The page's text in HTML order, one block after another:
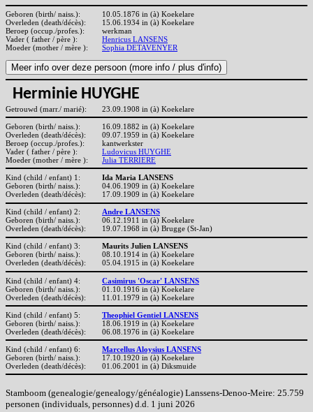
Geboren (birth/ naiss.):
10.05.1876 in (à) Koekelare
Overleden (death/décès):
15.06.1934 in (à) Koekelare
Beroep (occup./profes.):
werkman
Vader ( father / père ):
Henricus LANSENS
Moeder (mother / mère ):
Sophia DETAVENYER
Herminie HUYGHE
Getrouwd (marr./ marié): 23.09.1908 in (à) Koekelare
Geboren (birth/ naiss.):
16.09.1882 in (à) Koekelare
Overleden (death/décès):
09.07.1959 in (à) Koekelare
Beroep (occup./profes.):
kantwerkster
Vader ( father / père ):
Ludovicus HUYGHE
Moeder (mother / mère ):
Julia TERRIERE
Kind (child / enfant) 1:
Ida Maria LANSENS
Geboren (birth/ naiss.):
04.06.1909 in (à) Koekelare
Overleden (death/décès):
17.09.1909 in (à) Koekelare
Kind (child / enfant) 2:
Andre LANSENS
Geboren (birth/ naiss.):
06.12.1911 in (à) Koekelare
Overleden (death/décès):
19.07.1968 in (à) Brugge (St-Jan)
Kind (child / enfant) 3:
Maurits Julien LANSENS
Geboren (birth/ naiss.):
08.10.1914 in (à) Koekelare
Overleden (death/décès):
05.04.1915 in (à) Koekelare
Kind (child / enfant) 4:
Casimirus 'Oscar' LANSENS
Geboren (birth/ naiss.):
01.10.1916 in (à) Koekelare
Overleden (death/décès):
11.01.1979 in (à) Koekelare
Kind (child / enfant) 5:
Theophiel Gentiel LANSENS
Geboren (birth/ naiss.):
18.06.1919 in (à) Koekelare
Overleden (death/décès):
06.08.1976 in (à) Koekelare
Kind (child / enfant) 6:
Marcellus Aloysius LANSENS
Geboren (birth/ naiss.):
17.10.1920 in (à) Koekelare
Overleden (death/décès):
01.06.2001 in (à) Diksmuide
Stamboom (genealogie/genealogy/généalogie) Lanssens-Denoo-Meire: 25.759
personen (individuals, personnes) d.d. 1 juni 2026